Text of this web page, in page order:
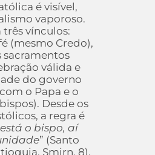
é visível,
vaporoso.
três vínculos:
(mesmo Credo),
sacramentos
válida e
do governo
o Papa e o
Desde os
a regra é
o bispo, aí
” (Santo
Smirn. 8).